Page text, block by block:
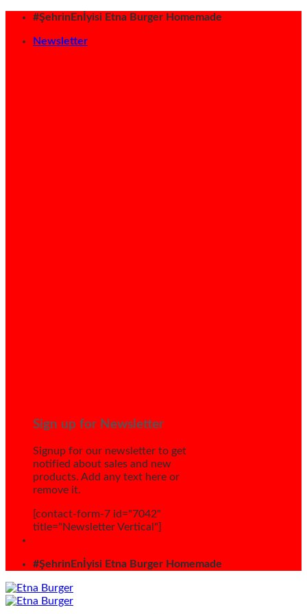
İçeriğe#ŞehrinEnİyisi Etna Burger Homemade
Newsletter
Sign up for Newsletter
Signup for our newsletter to get
notified about sales and new
products. Add any text here or
remove it.
[contact-form-7 id="7042"
title="Newsletter Vertical"]
#ŞehrinEnİyisi Etna Burger Homemade